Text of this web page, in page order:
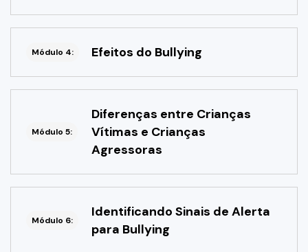
Módulo 4: Efeitos do Bullying
Módulo 5:
Diferenças entre Crianças
Vítimas e Crianças
Agressoras
Módulo 6:
Identificando Sinais de Alerta
para Bullying